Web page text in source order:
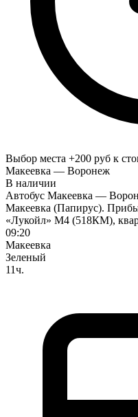
Выбор места +200 руб к
Макеевка — Воронеж
В наличии
Автобус Макеевка —
Макеевка (Папирус).
«Лукойл» М4 (518КМ),
09:20
Макеевка
Зеленый
11ч.